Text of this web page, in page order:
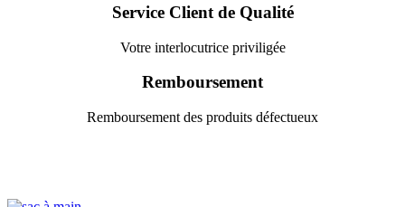
Service Client de Qualité
Votre interlocutrice priviligée
Remboursement
Remboursement des produits défectueux